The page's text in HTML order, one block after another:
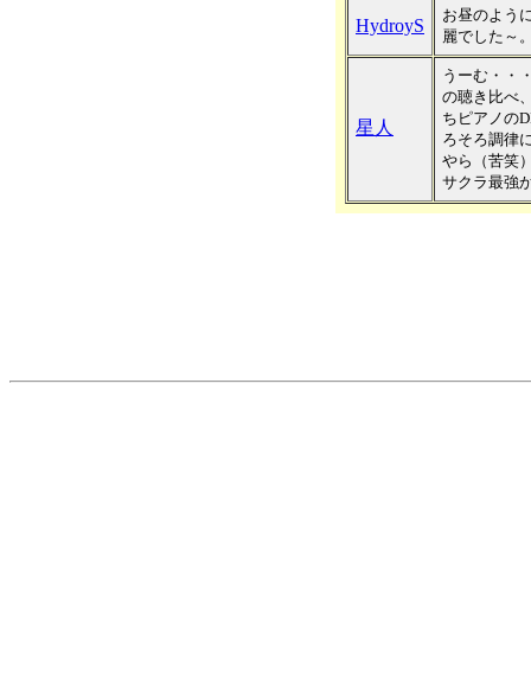
HydroyS
お昼のよう
麗でした～
星人
うーむ・・
の聴き比べ
ちピアノの
ろそろ調律
やら（苦笑
サクラ最強